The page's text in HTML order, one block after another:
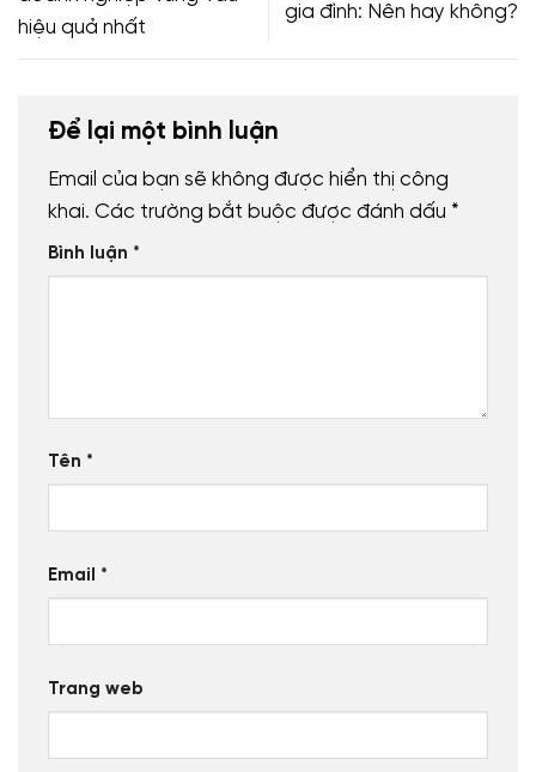
hiệu quả nhất
gia đình: Nên hay không?
Để lại một bình luận
Email của bạn sẽ không được hiển thị công
khai. Các trường bắt buộc được đánh dấu *
Bình luận *
Tên *
Email *
Trang web